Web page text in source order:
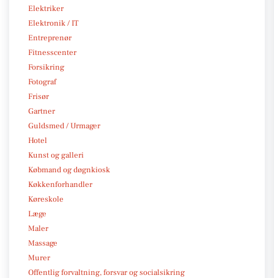
Elektriker
Elektronik / IT
Entreprenør
Fitnesscenter
Forsikring
Fotograf
Frisør
Gartner
Guldsmed / Urmager
Hotel
Kunst og galleri
Købmand og døgnkiosk
Køkkenforhandler
Køreskole
Læge
Maler
Massage
Murer
Offentlig forvaltning, forsvar og socialsikring